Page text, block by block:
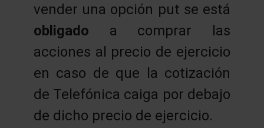
vender una opción put se está
obligado a comprar las
acciones al precio de ejercicio
en caso de que la cotización
de Telefónica caiga por debajo
de dicho precio de ejercicio.